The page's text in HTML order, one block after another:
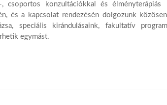
, csoportos konzultációkkal és
és a kapcsolat rendezésén dolgozunk
speciális kirándulásaink, fakultatív
egymást.